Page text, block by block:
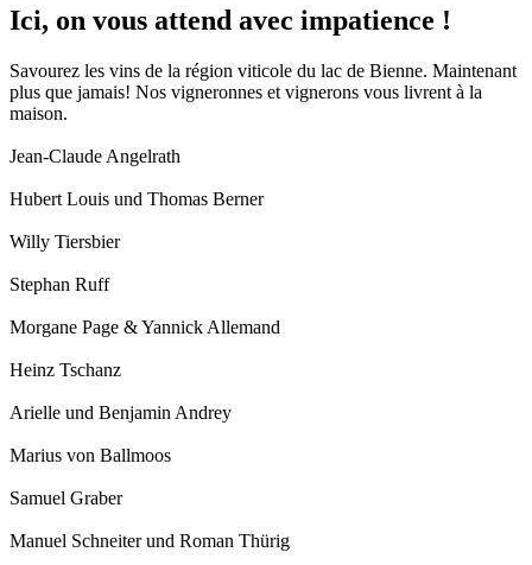
Ici, on vous attend avec impatience !
Savourez les vins de la région viticole du lac de Bienne. Maintenant
plus que jamais! Nos vigneronnes et vignerons vous livrent à la
maison.
Jean-Claude Angelrath
Hubert Louis und Thomas Berner
Willy Tiersbier
Stephan Ruff
Morgane Page & Yannick Allemand
Heinz Tschanz
Arielle und Benjamin Andrey
Marius von Ballmoos
Samuel Graber
Manuel Schneiter und Roman Thürig